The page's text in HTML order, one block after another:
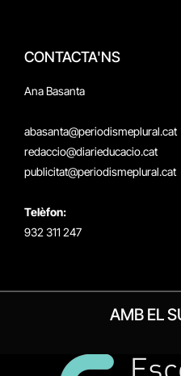
CONTACTA'NS
Ana Basanta
abasanta@periodismeplural.cat
redaccio@diarieducacio.cat
publicitat@periodismeplural.cat
Telèfon:
932 311 247
AMB EL